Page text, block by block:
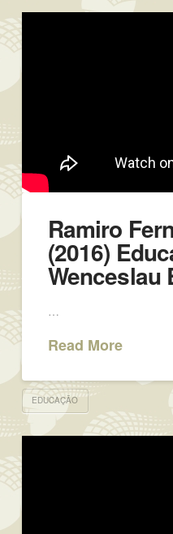
Ramiro
(2016)
Wenceslau
…
Read More
EDUCAÇÃO